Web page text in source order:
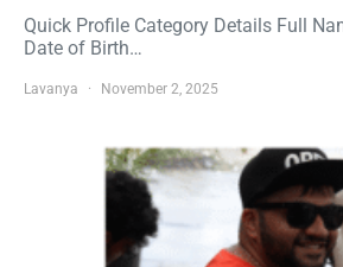
Quick Profile Category Details Full
Date of Birth…
Lavanya November 2, 2025